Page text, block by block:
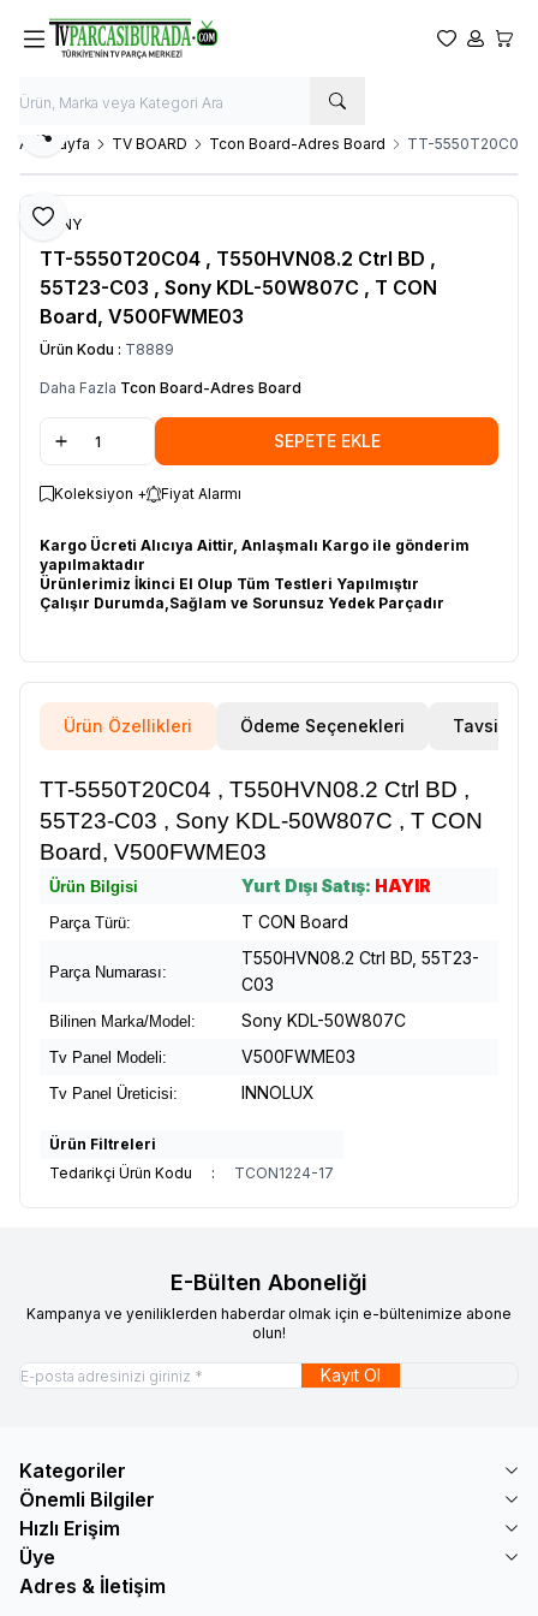
Favorilerim
Hesabım
Ana Sayfa TV BOARD Tcon Board-Adres Board TT-5550T20C04 ,
Favoriye Ekle
Paylaş
SONY
TT-5550T20C04 , T550HVN08.2 Ctrl BD ,
55T23-C03 , Sony KDL-50W807C , T CON
Board, V500FWME03
Ürün Kodu : T8889
Daha Fazla Tcon Board-Adres Board
SEPETE EKLE
Koleksiyon + Fiyat Alarmı
Kargo Ücreti Alıcıya Aittir, Anlaşmalı Kargo ile gönderim
yapılmaktadır
Ürünlerimiz İkinci El Olup Tüm Testleri Yapılmıştır
Çalışır Durumda,Sağlam ve Sorunsuz Yedek Parçadır
Ürün Özellikleri Ödeme Seçenekleri Tavsiye Et
TT-5550T20C04 , T550HVN08.2 Ctrl BD ,
55T23-C03 , Sony KDL-50W807C , T CON
Board, V500FWME03
Ürün Bilgisi Yurt Dışı Satış: HAYIR
Parça Türü: T CON Board
Parça Numarası:
T550HVN08.2 Ctrl BD, 55T23-
C03
Bilinen Marka/Model: Sony KDL-50W807C
Tv Panel Modeli: V500FWME03
Tv Panel Üreticisi: INNOLUX
Ürün Filtreleri
Tedarikçi Ürün Kodu
: TCON1224-17
E-Bülten Aboneliği
Kampanya ve yeniliklerden haberdar olmak için e-bültenimize abone
olun!
Kayıt Ol
Kategoriler
Önemli Bilgiler
Hızlı Erişim
Üye
Adres & İletişim